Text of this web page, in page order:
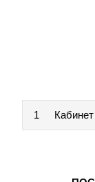
1 Кабинет